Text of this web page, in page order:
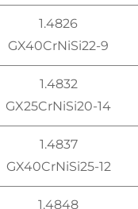
1.4826
GX40CrNiSi22-9
1.4832
GX25CrNiSi20-14
1.4837
GX40CrNiSi25-12
1.4848